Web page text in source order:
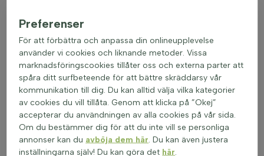
Terrass- och balkongväxter
Köp terrass- och balkongväxter billigt online på
Heijnen Växter. Se nedan alla typer av växter som är
lämpliga för balkongen eller terrassen.
Köpa terrass- och balkongväxter online
Som namnet antyder är dessa växter perfekta för
användning på balkongen eller terrassen. Dessa
Preferenser
För att förbättra och anpassa din onlineupplevelse
använder vi cookies och liknande metoder. Vissa
marknadsföringscookies tillåter oss och externa parter att
spåra ditt surfbeteende för att bättre skräddarsy vår
kommunikation till dig. Du kan alltid välja vilka kategorier
av cookies du vill tillåta. Genom att klicka på ”Okej”
accepterar du användningen av alla cookies på vår sida.
Om du bestämmer dig för att du inte vill se personliga
annonser kan du avböja dem här . Du kan även justera
inställningarna själv! Du kan göra det här